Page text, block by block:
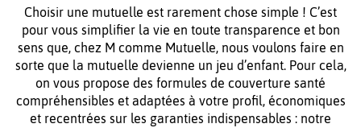
Choisir une mutuelle est rarement chose simple ! C’est
pour vous simplifier la vie en toute transparence et bon
sens que, chez M comme Mutuelle, nous voulons faire en
sorte que la mutuelle devienne un jeu d’enfant. Pour cela,
on vous propose des formules de couverture santé
compréhensibles et adaptées à votre profil, économiques
et recentrées sur les garanties indispensables : notre